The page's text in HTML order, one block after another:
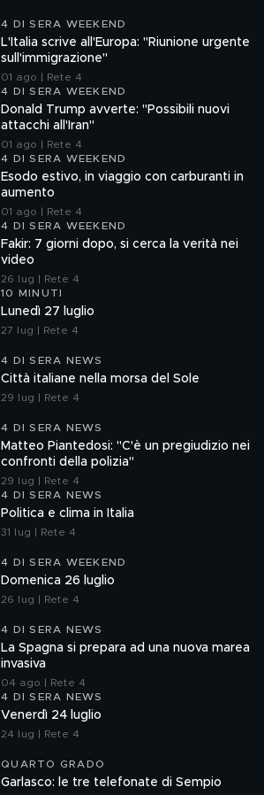
4 DI SERA WEEKEND
L'Italia scrive all'Europa: "Riunione urgente
sull'immigrazione"
01 ago | Rete 4
4 DI SERA WEEKEND
Donald Trump avverte: "Possibili nuovi
attacchi all'Iran"
01 ago | Rete 4
4 DI SERA WEEKEND
Esodo estivo, in viaggio con carburanti in
aumento
01 ago | Rete 4
4 DI SERA WEEKEND
Fakir: 7 giorni dopo, si cerca la verità nei
video
26 lug | Rete 4
10 MINUTI
Lunedì 27 luglio
27 lug | Rete 4
4 DI SERA NEWS
Città italiane nella morsa del Sole
29 lug | Rete 4
4 DI SERA NEWS
Matteo Piantedosi: "C'è un pregiudizio nei
confronti della polizia"
29 lug | Rete 4
4 DI SERA NEWS
Politica e clima in Italia
31 lug | Rete 4
4 DI SERA WEEKEND
Domenica 26 luglio
26 lug | Rete 4
4 DI SERA NEWS
La Spagna si prepara ad una nuova marea
invasiva
04 ago | Rete 4
4 DI SERA NEWS
Venerdì 24 luglio
24 lug | Rete 4
QUARTO GRADO
Garlasco: le tre telefonate di Sempio